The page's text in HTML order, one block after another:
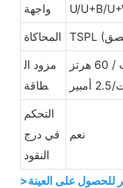
واجهة U/U+B/
المحاكاة
مزود ال
طاقة
التحكم
في درج
النقود
نعم